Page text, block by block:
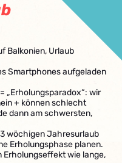
Balkonien, Urlaub
Smartphones aufgeladen
„Erholungsparadox“: wir
+ können schlecht
dann am schwersten,
wöchigen Jahresurlaub
Erholungsphase planen.
Erholungseffekt wie lange,